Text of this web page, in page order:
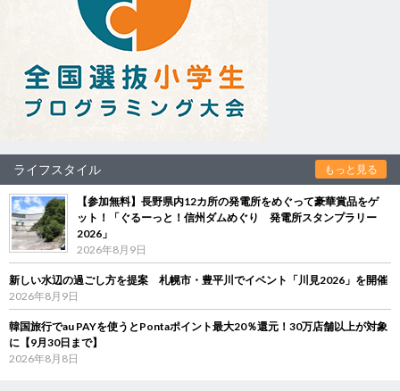
ライフスタイル もっと見る
【参加無料】長野県内12カ所の発電所をめぐって豪華賞品をゲ
ット！「ぐるーっと！信州ダムめぐり 発電所スタンプラリー
2026」
2026年8月9日
新しい水辺の過ごし方を提案 札幌市・豊平川でイベント「川見2026」を開催
2026年8月9日
韓国旅行でau PAYを使うとPontaポイント最大20％還元！30万店舗以上が対象
に【9月30日まで】
2026年8月8日